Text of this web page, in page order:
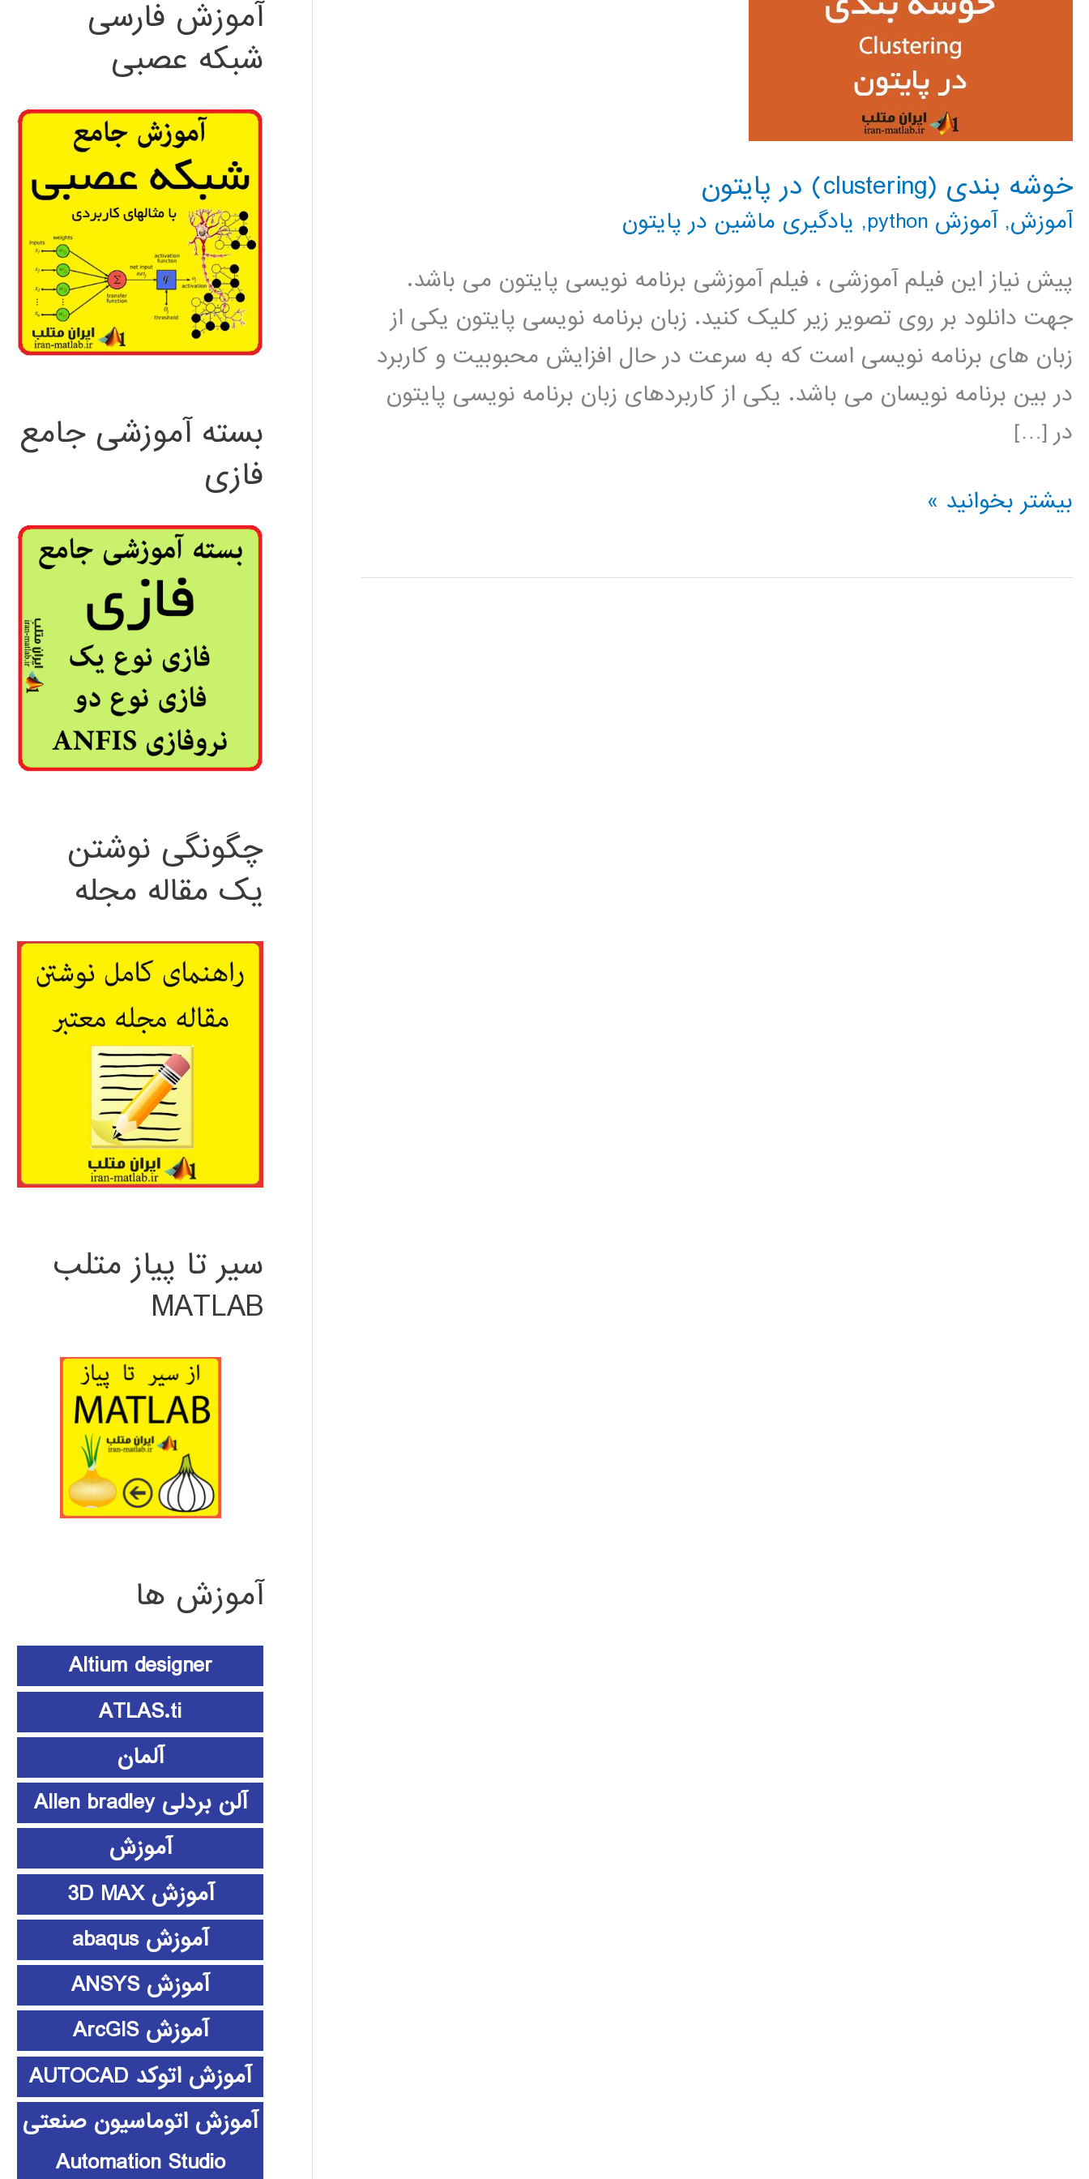
خوشه بندی (clustering) در پایتون
آموزش,آموزش python , یادگیری ماشین در پایتون
پیش نیاز این فیلم آموزشی ، فیلم آموزشی برنامه نویسی پایتون می باشد.
جهت دانلود بر روی تصویر زیر کلیک کنید. زبان برنامه نویسی پایتون یکی از
زبان های برنامه نویسی است که به سرعت در حال افزایش محبوبیت و کاربرد
در بین برنامه نویسان می باشد. یکی از کاربردهای زبان برنامه نویسی پایتون
در […]
خوشه
(clustering)
بیشتر بخوانید »
آموزش فارسی
شبکه عصبی
بسته آموزشی جامع
فازی
چگونگی نوشتن
یک مقاله مجله
سیر تا پیاز متلب
MATLAB
آموزش ها
Altium designer
ATLAS.ti
آلمان
آلن بردلی Allen bradley
آموزش
آموزش 3D MAX
آموزش abaqus
آموزش ANSYS
آموزش ArcGIS
آموزش اتوکد AUTOCAD
آموزش اتوماسیون صنعتی
Automation Studio